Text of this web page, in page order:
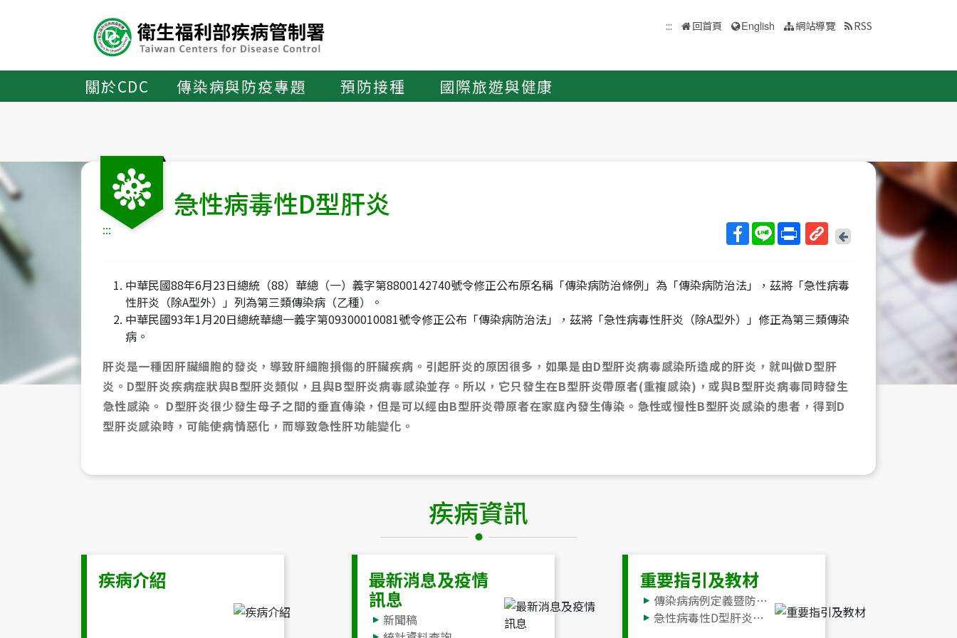
區
::: 回首頁 English 網站導覽 RSS
關於CDC 傳染病與防疫專題 預防接種 國際旅遊與健康
急性病毒性D型肝炎
:::
短
址
回
上
中華民國88年6月23日總統（88）華總（一）義字第8800142740號令修正公布原名稱「傳染病防治條例」為「傳染病防治法」，茲將「急性病毒
性肝炎（除A型外）」列為第三類傳染病（乙種）。
中華民國93年1月20日總統華總一義字第09300010081號令修正公布「傳染病防治法」，茲將「急性病毒性肝炎（除A型外）」修正為第三類傳染
病。
肝炎是一種因肝臟細胞的發炎，導致肝細胞損傷的肝臟疾病。引起肝炎的原因很多，如果是由D型肝炎病毒感染所造成的肝炎，就叫做D型肝
炎。D型肝炎疾病症狀與B型肝炎類似，且與B型肝炎病毒感染並存。所以，它只發生在B型肝炎帶原者(重複感染)，或與B型肝炎病毒同時發生
急性感染。 D型肝炎很少發生母子之間的垂直傳染，但是可以經由B型肝炎帶原者在家庭內發生傳染。急性或慢性B型肝炎感染的患者，得到D
型肝炎感染時，可能使病情惡化，而導致急性肝功能變化。
疾病資訊
疾病介紹 最新消息及疫情
訊息
新聞稿
重要指引及教材
傳染病病例定義暨防疫檢體採檢送驗事項
急性病毒性D型肝炎防治工作手冊